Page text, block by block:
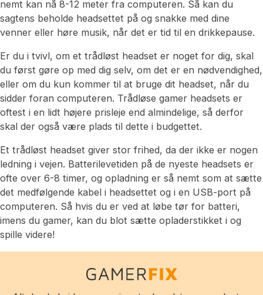
nemt kan nå 8-12 meter fra computeren. Så kan du
sagtens beholde headsettet på og snakke med dine
venner eller høre musik, når det er tid til en drikkepause.
Er du i tvivl, om et trådløst headset er noget for dig, skal
du først gøre op med dig selv, om det er en nødvendighed,
eller om du kun kommer til at bruge dit headset, når du
sidder foran computeren. Trådløse gamer headsets er
oftest i en lidt højere prisleje end almindelige, så derfor
skal der også være plads til dette i budgettet.
Et trådløst headset giver stor frihed, da der ikke er nogen
ledning i vejen. Batterilevetiden på de nyeste headsets er
ofte over 6-8 timer, og opladning er så nemt som at sætte
det medfølgende kabel i headsettet og i en USB-port på
computeren. Så hvis du er ved at løbe tør for batteri,
imens du gamer, kan du blot sætte opladerstikket i og
spille videre!